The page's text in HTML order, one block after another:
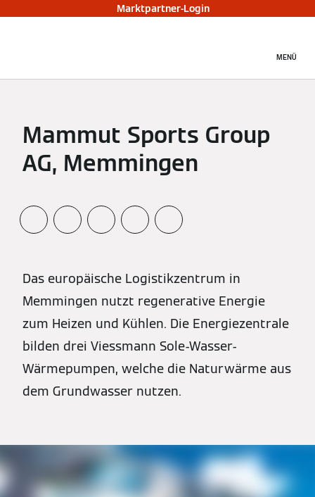
Marktpartner-Login
MENÜ
Mammut Sports Group
AG, Memmingen
Das europäische Logistikzentrum in
Memmingen nutzt regenerative Energie
zum Heizen und Kühlen. Die Energiezentrale
bilden drei Viessmann Sole-Wasser-
Wärmepumpen, welche die Naturwärme aus
dem Grundwasser nutzen.